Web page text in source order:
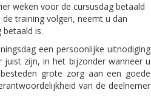
weken voor de cursusdag betaald
training volgen, neemt u dan
is.
een persoonlijke uitnodiging
zijn, in het bijzonder wanneer u
grote zorg aan een goede
van de deelnemer